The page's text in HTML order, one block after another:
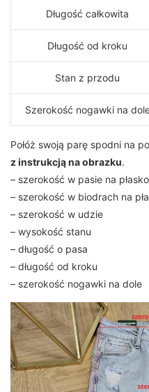
Długość całkowita
Długość od kroku
Stan z przodu
Szerokość nogawki na
Połóż swoją parę spodni na
z instrukcją na obrazku.
– szerokość w pasie na
– szerokość w biodrach na
– szerokość w udzie
– wysokość stanu
– długość o pasa
– długość od kroku
– szerokość nogawki na dole